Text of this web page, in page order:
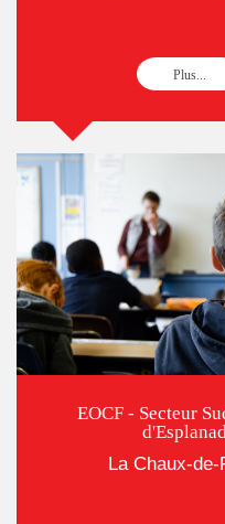
Plus...
EOCF - Secteur
La Chaux-de-